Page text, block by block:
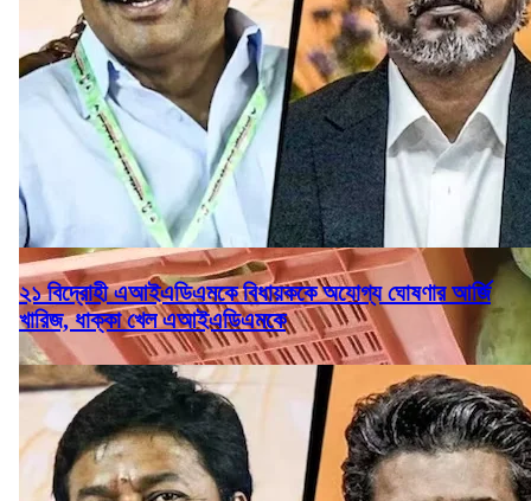
২১ বিদ্রোহী এআইএডিএমকে বিধায়ককে অযোগ্য ঘোষণার আর্জি
খারিজ, ধাক্কা খেল এআইএডিএমকে